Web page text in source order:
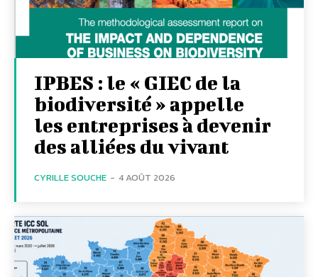
IPBES : le « GIEC de la
biodiversité » appelle
les entreprises à devenir
des alliées du vivant
CYRILLE SOUCHE - 4 AOÛT 2026